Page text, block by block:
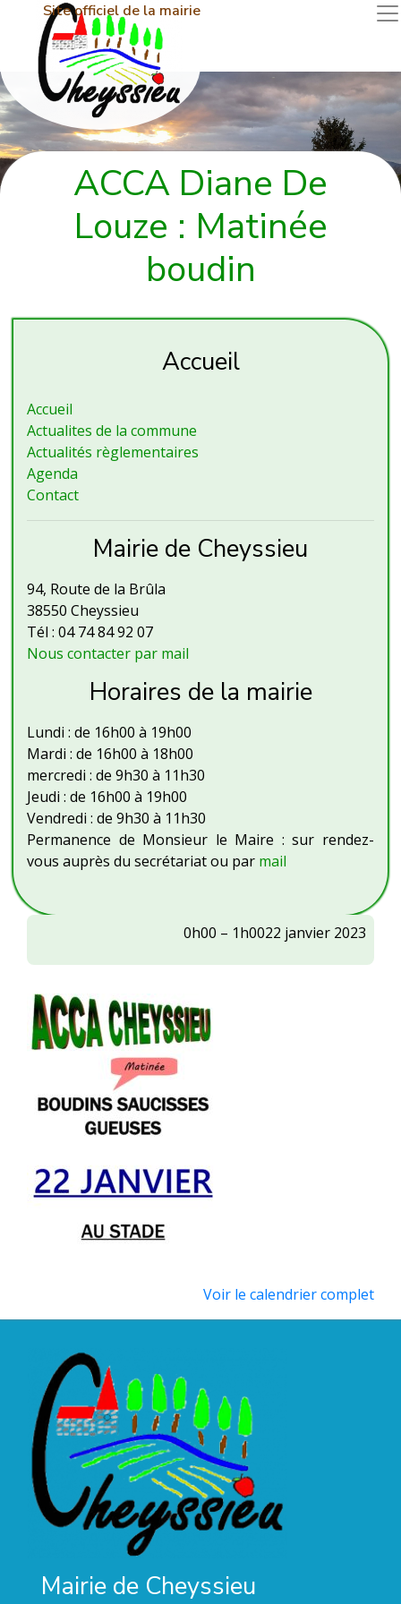
Site officiel de la mairie
ACCA Diane De
Louze : Matinée
boudin
Accueil
Accueil
Actualites de la commune
Actualités règlementaires
Agenda
Contact
Mairie de Cheyssieu
94, Route de la Brûla
38550 Cheyssieu
Tél : 04 74 84 92 07
Nous contacter par mail
Horaires de la mairie
Lundi : de 16h00 à 19h00
Mardi : de 16h00 à 18h00
mercredi : de 9h30 à 11h30
Jeudi : de 16h00 à 19h00
Vendredi : de 9h30 à 11h30
Permanence de Monsieur le Maire : sur rendez-
vous auprès du secrétariat ou par mail
ACCA
De
Louze
Matinée
boudin
0h00 – 1h0022 janvier 2023
Voir le calendrier complet
Mairie de Cheyssieu